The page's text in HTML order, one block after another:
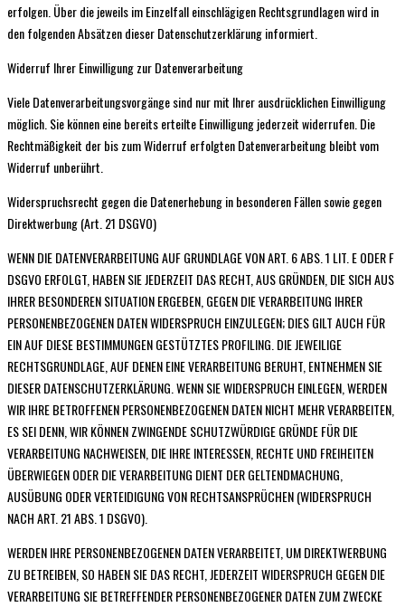
erfolgen. Über die jeweils im Einzelfall einschlägigen Rechtsgrundlagen wird in
den folgenden Absätzen dieser Datenschutzerklärung informiert.
Widerruf Ihrer Einwilligung zur Datenverarbeitung
Viele Datenverarbeitungsvorgänge sind nur mit Ihrer ausdrücklichen Einwilligung
möglich. Sie können eine bereits erteilte Einwilligung jederzeit widerrufen. Die
Rechtmäßigkeit der bis zum Widerruf erfolgten Datenverarbeitung bleibt vom
Widerruf unberührt.
Widerspruchsrecht gegen die Datenerhebung in besonderen Fällen sowie gegen
Direktwerbung (Art. 21 DSGVO)
WENN DIE DATENVERARBEITUNG AUF GRUNDLAGE VON ART. 6 ABS. 1 LIT. E ODER F
DSGVO ERFOLGT, HABEN SIE JEDERZEIT DAS RECHT, AUS GRÜNDEN, DIE SICH AUS
IHRER BESONDEREN SITUATION ERGEBEN, GEGEN DIE VERARBEITUNG IHRER
PERSONENBEZOGENEN DATEN WIDERSPRUCH EINZULEGEN; DIES GILT AUCH FÜR
EIN AUF DIESE BESTIMMUNGEN GESTÜTZTES PROFILING. DIE JEWEILIGE
RECHTSGRUNDLAGE, AUF DENEN EINE VERARBEITUNG BERUHT, ENTNEHMEN SIE
DIESER DATENSCHUTZERKLÄRUNG. WENN SIE WIDERSPRUCH EINLEGEN, WERDEN
WIR IHRE BETROFFENEN PERSONENBEZOGENEN DATEN NICHT MEHR VERARBEITEN,
ES SEI DENN, WIR KÖNNEN ZWINGENDE SCHUTZWÜRDIGE GRÜNDE FÜR DIE
VERARBEITUNG NACHWEISEN, DIE IHRE INTERESSEN, RECHTE UND FREIHEITEN
ÜBERWIEGEN ODER DIE VERARBEITUNG DIENT DER GELTENDMACHUNG,
AUSÜBUNG ODER VERTEIDIGUNG VON RECHTSANSPRÜCHEN (WIDERSPRUCH
NACH ART. 21 ABS. 1 DSGVO).
WERDEN IHRE PERSONENBEZOGENEN DATEN VERARBEITET, UM DIREKTWERBUNG
ZU BETREIBEN, SO HABEN SIE DAS RECHT, JEDERZEIT WIDERSPRUCH GEGEN DIE
VERARBEITUNG SIE BETREFFENDER PERSONENBEZOGENER DATEN ZUM ZWECKE